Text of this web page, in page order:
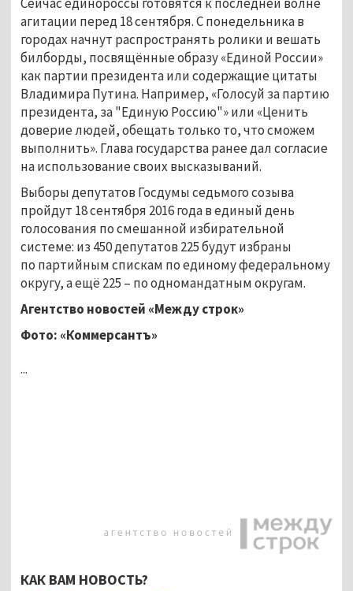
агитации перед 18 сентября. С понедельника в
городах начнут распространять ролики и вешать
билборды, посвящённые образу «Единой России»
как партии президента или содержащие цитаты
Владимира Путина. Например, «Голосуй за партию
президента, за "Единую Россию"» или «Ценить
доверие людей, обещать только то, что сможем
выполнить». Глава государства ранее дал согласие
на использование своих высказываний.
Выборы депутатов Госдумы седьмого созыва
пройдут 18 сентября 2016 года в единый день
голосования по смешанной избирательной
системе: из 450 депутатов 225 будут избраны
по партийным спискам по единому федеральному
округу, а ещё 225 – по одномандатным округам.
Агентство новостей «Между строк»
Фото: «Коммерсантъ»
...
КАК ВАМ НОВОСТЬ?